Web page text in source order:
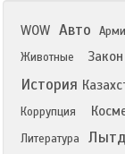
WOW Авто
Животные
Закон
История
Коррупция
Литература